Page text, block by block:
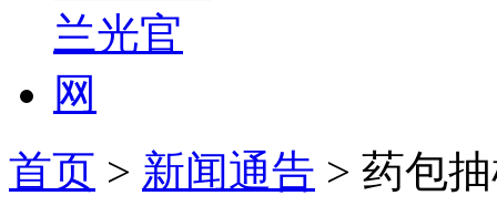
首页 > 新闻通告 > 药包